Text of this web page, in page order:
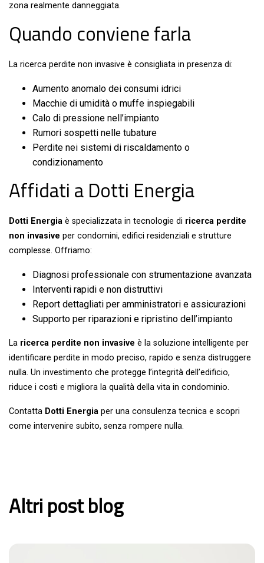
zona realmente danneggiata.
Quando conviene farla
La ricerca perdite non invasive è consigliata in presenza di:
Aumento anomalo dei consumi idrici
Macchie di umidità o muffe inspiegabili
Calo di pressione nell’impianto
Rumori sospetti nelle tubature
Perdite nei sistemi di riscaldamento o
condizionamento
Affidati a Dotti Energia
Dotti Energia è specializzata in tecnologie di ricerca perdite
non invasive per condomini, edifici residenziali e strutture
complesse. Offriamo:
Diagnosi professionale con strumentazione avanzata
Interventi rapidi e non distruttivi
Report dettagliati per amministratori e assicurazioni
Supporto per riparazioni e ripristino dell’impianto
La ricerca perdite non invasive è la soluzione intelligente per
identificare perdite in modo preciso, rapido e senza distruggere
nulla. Un investimento che protegge l’integrità dell’edificio,
riduce i costi e migliora la qualità della vita in condominio.
Contatta Dotti Energia per una consulenza tecnica e scopri
come intervenire subito, senza rompere nulla.
Altri post blog